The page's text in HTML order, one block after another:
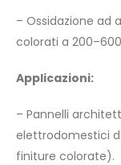
– Ossidazione ad
colorati a
Applicazioni:
– Pannelli
elettrodomestici
finiture colorate).